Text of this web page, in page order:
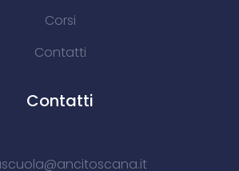
Corsi
Contatti
Contatti